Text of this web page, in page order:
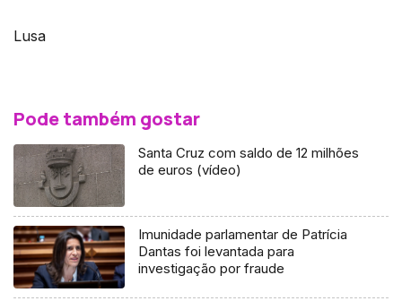
Lusa
Pode também gostar
Santa Cruz com saldo de 12 milhões
de euros (vídeo)
Imunidade parlamentar de Patrícia
Dantas foi levantada para
investigação por fraude